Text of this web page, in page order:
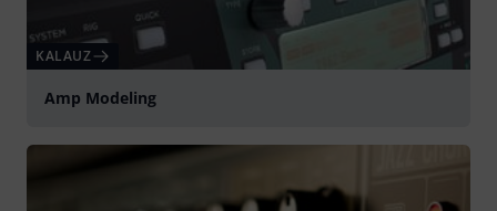
KALAUZ
Amp Modeling